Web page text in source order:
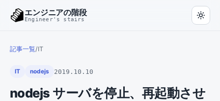
エンジニアの階段
Engineer's stairs
記事一覧/IT
IT nodejs 2019.10.10
nodejs サーバを停止、再起動させ